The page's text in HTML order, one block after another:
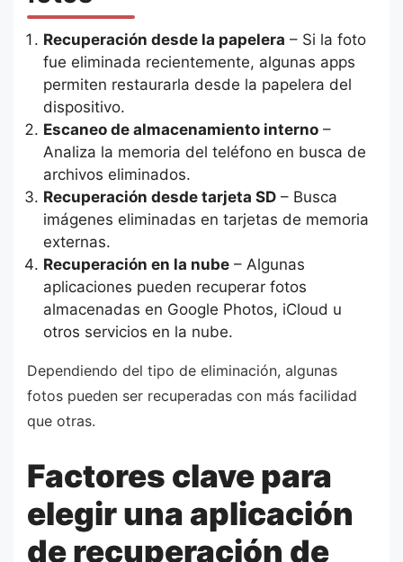
Recuperación desde la papelera – Si la foto
fue eliminada recientemente, algunas apps
permiten restaurarla desde la papelera del
dispositivo.
Escaneo de almacenamiento interno–
Analiza la memoria del teléfono en busca de
archivos eliminados.
Recuperación desde tarjeta SD– Busca
imágenes eliminadas en tarjetas de memoria
externas.
Recuperación en la nube– Algunas
aplicaciones pueden recuperar fotos
almacenadas en Google Photos, iCloud u
otros servicios en la nube.
Dependiendo del tipo de eliminación, algunas
fotos pueden ser recuperadas con más facilidad
que otras.
Factores clave para
elegir una aplicación
de recuperación de